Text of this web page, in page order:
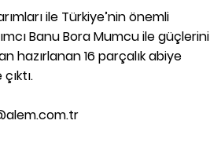
ile Türkiye’nin önemli
Banu Bora Mumcu ile güçlerini
hazırlanan 16 parçalık abiye